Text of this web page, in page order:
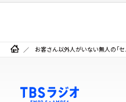
お客さん以外人がいない無人の「